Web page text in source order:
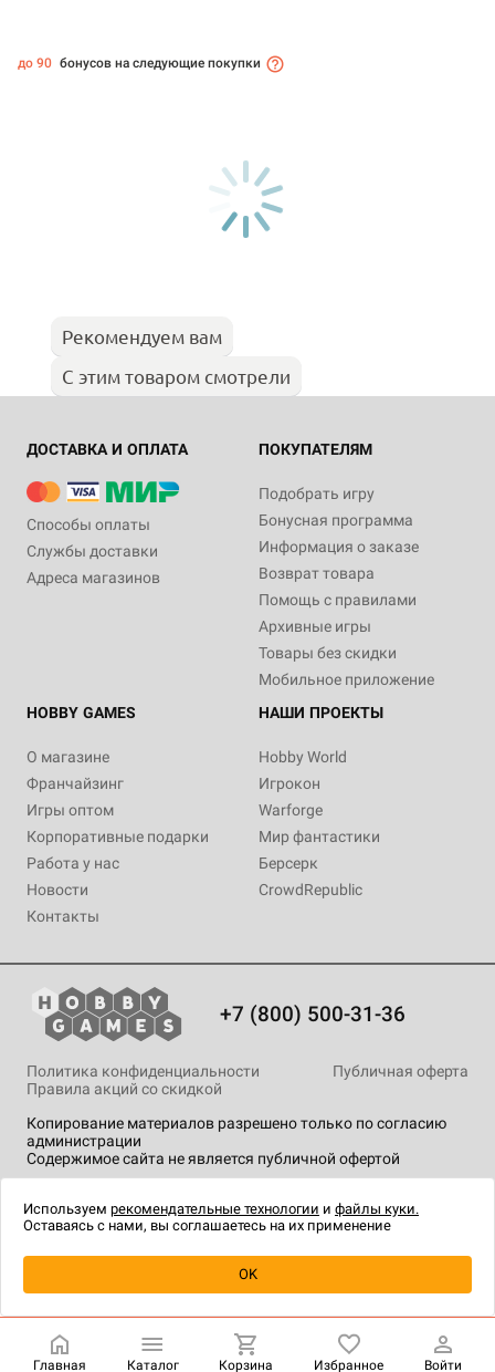
Уведомить о наличии
до 90 бонусов на следующие покупки
Рекомендуем вам
С этим товаром смотрели
ДОСТАВКА И ОПЛАТА
Способы оплаты
Службы доставки
Адреса магазинов
ПОКУПАТЕЛЯМ
Подобрать игру
Бонусная программа
Информация о заказе
Возврат товара
Помощь с правилами
Архивные игры
Товары без скидки
Мобильное приложение
HOBBY GAMES
О магазине
Франчайзинг
Игры оптом
Корпоративные подарки
Работа у нас
Новости
Контакты
НАШИ ПРОЕКТЫ
Hobby World
Игрокон
Warforge
Мир фантастики
Берсерк
CrowdRepublic
+7 (800) 500-31-36
Копирование материалов разрешено только по согласию
администрации
Содержимое сайта не является публичной офертой
Политика конфиденциальности
Публичная оферта
Правила акций со скидкой
технологии.
Главная Каталог Корзина Избранное Войти
Используем рекомендательные технологии и файлы куки.
Оставаясь с нами, вы соглашаетесь на их применение
OK